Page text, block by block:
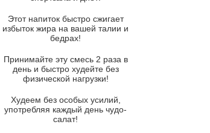
Французский луковый суп
Суп из баклажанов с моцареллой
Грибной крем-суп с кростини с
козьим сыром
Суп мисо с зеленым луком и
тофу
Этот напиток быстро сжигает
избыток жира на вашей талии и
бедрах!
Принимайте эту смесь 2 раза в
день и быстро худейте без
физической нагрузки!
Худеем без особых усилий,
употребляя каждый день чудо-
салат!